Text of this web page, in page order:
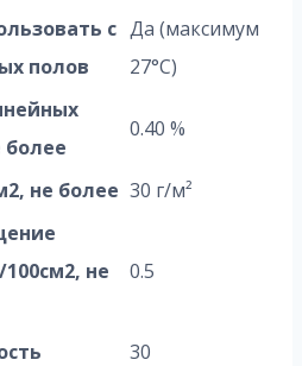
с
полов
Да (максимум
27°C)
более
0.40 %
не более 30 г/м²
не
0.5
30